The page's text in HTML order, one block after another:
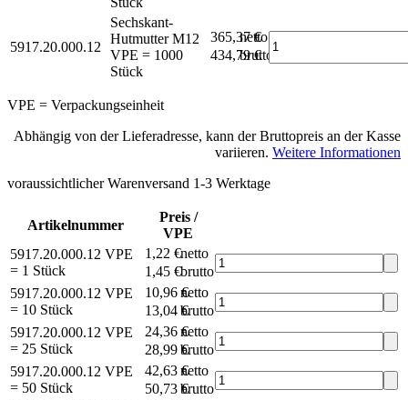
5917.20.000.12
Sechskant-
Hutmutter M12
VPE = 1000
Stück
365,37 €
netto
434,79 €
brutto*
VPE = Verpackungseinheit
Abhängig von der Lieferadresse, kann der Bruttopreis an der Kasse
variieren. Weitere Informationen
voraussichtlicher Warenversand 1-3 Werktage
Artikelnummer
Preis /
VPE
5917.20.000.12 VPE
= 1 Stück
1,22 €netto
1,45 €brutto*
5917.20.000.12 VPE
= 10 Stück
10,96 €netto
13,04 €brutto*
5917.20.000.12 VPE
= 25 Stück
24,36 €netto
28,99 €brutto*
5917.20.000.12 VPE
= 50 Stück
42,63 €netto
50,73 €brutto*